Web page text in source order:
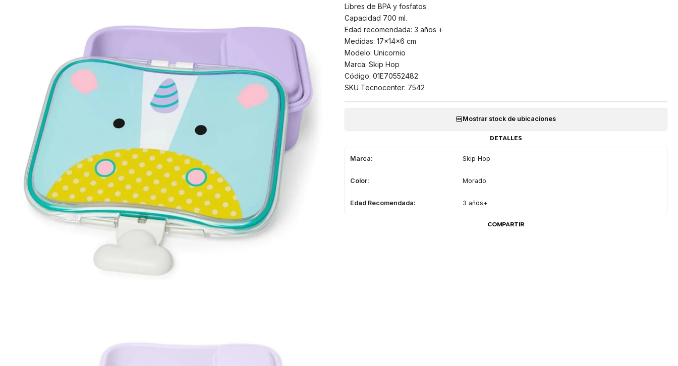
Libres de BPA y fosfatos
Capacidad 700 ml.
Edad recomendada: 3 años +
Medidas: 17x14x6 cm
Modelo: Unicornio
Marca: Skip Hop
Código: 01E70552482
SKU Tecnocenter: 7542
Mostrar stock de ubicaciones
DETALLES
Marca: Skip Hop
Color: Morado
Edad Recomendada: 3 años+
COMPARTIR